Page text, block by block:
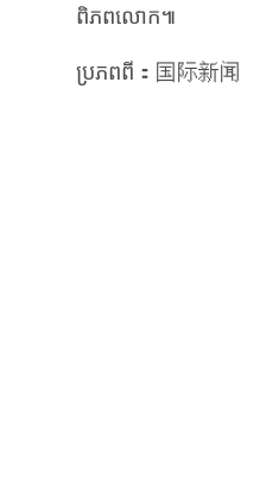
ពិភពលោក៕
ប្រភពពី：国际新闻